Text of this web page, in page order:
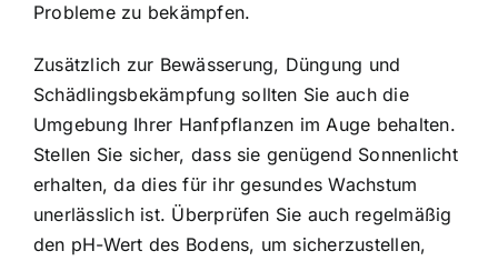
Probleme zu bekämpfen.
Zusätzlich zur Bewässerung, Düngung und
Schädlingsbekämpfung sollten Sie auch die
Umgebung Ihrer Hanfpflanzen im Auge behalten.
Stellen Sie sicher, dass sie genügend Sonnenlicht
erhalten, da dies für ihr gesundes Wachstum
unerlässlich ist. Überprüfen Sie auch regelmäßig
den pH-Wert des Bodens, um sicherzustellen,